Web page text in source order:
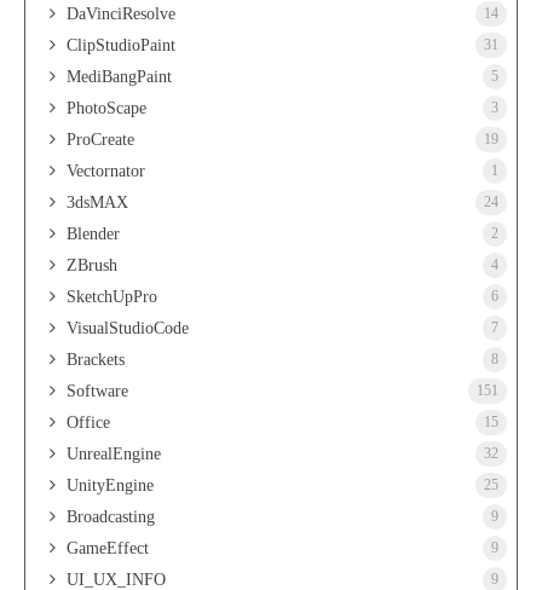
DaVinciResolve 14
ClipStudioPaint 31
MediBangPaint 5
PhotoScape 3
ProCreate 19
Vectornator 1
3dsMAX 24
Blender 2
ZBrush 4
SketchUpPro 6
VisualStudioCode 7
Brackets 8
Software 151
Office 15
UnrealEngine 32
UnityEngine 25
Broadcasting 9
GameEffect 9
UI_UX_INFO 9